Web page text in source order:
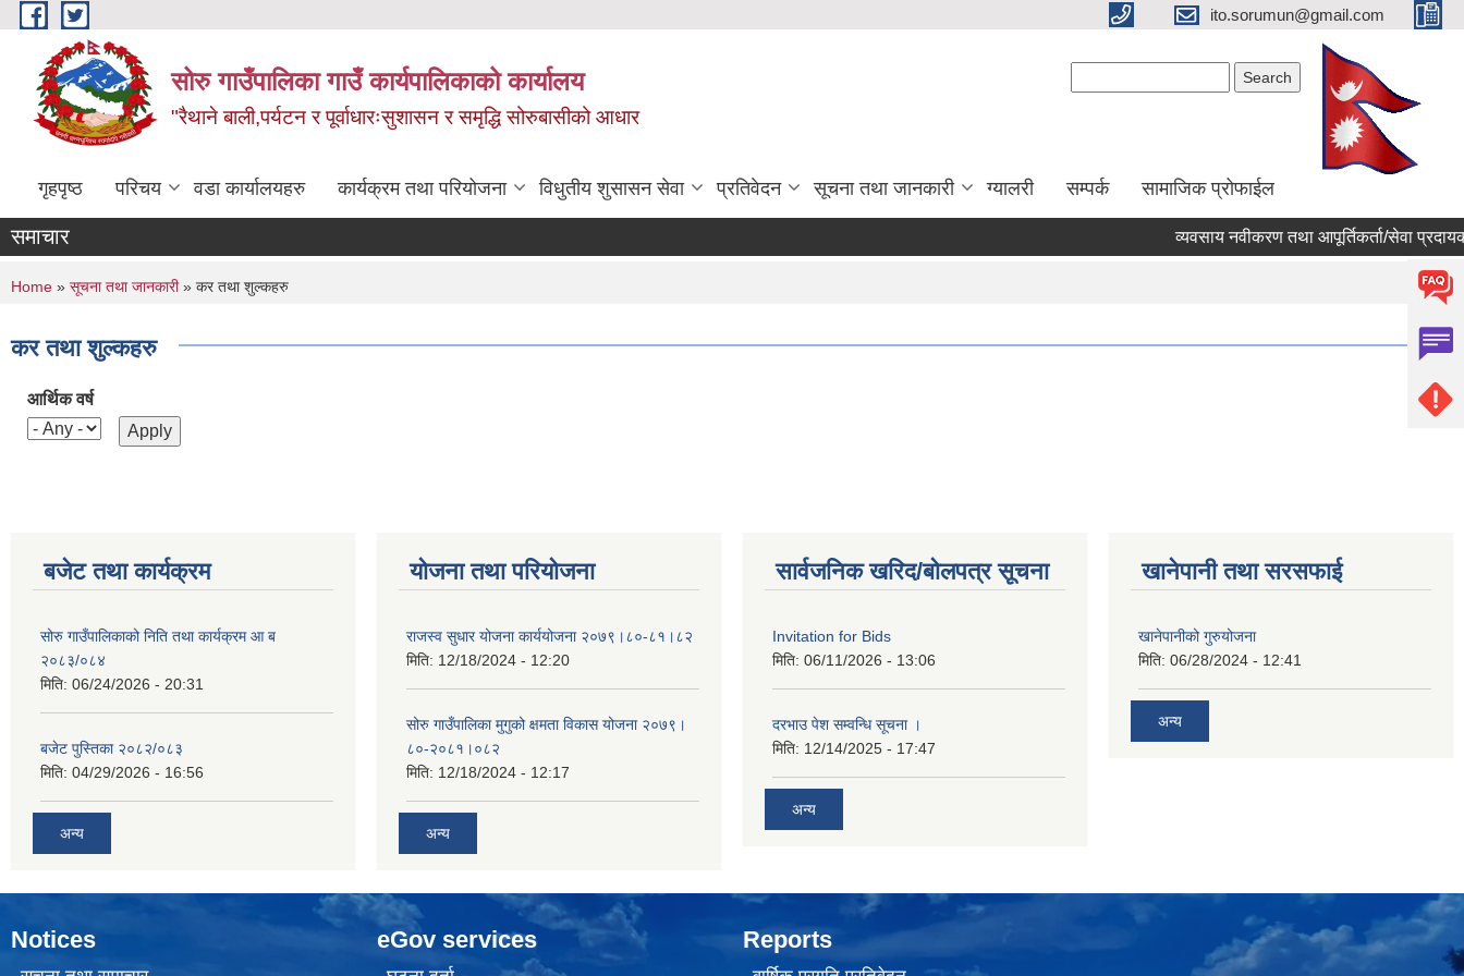
Skip to main content ito.sorumun@gmail.com
सोरु गाउँपालिका गाउँ कार्यपालिकाको कार्यालय
"रैथाने बाली,पर्यटन र पूर्वाधारःसुशासन र समृद्धि सोरुबासीको आधार
गृहपृष्ठ परिचय वडा कार्यालयहरु कार्यक्रम तथा परियोजना विधुतीय शुसासन सेवा प्रतिवेदन सूचना तथा जानकारी ग्यालरी सम्पर्क सामाजिक प्रोफाईल
समाचार व्यवसाय नवीकरण तथा आपूर्तिकर्ता/सेवा
You are here
Home » सूचना तथा जानकारी» कर तथा शुल्कहरु
कर तथा शुल्कहरु
आर्थिक वर्ष
बजेट तथा कार्यक्रम
सोरु गाउँपालिकाको निति तथा कार्यक्रम आ ब
२०८३/०८४
मिति: 06/24/2026 - 20:31
बजेट पुस्तिका २०८२/०८३
मिति: 04/29/2026 - 16:56
अन्य
योजना तथा परियोजना
राजस्व सुधार योजना कार्ययोजना २०७९।८०-८१।८२
मिति: 12/18/2024 - 12:20
सोरु गाउँपालिका मुगुको क्षमता विकास योजना २०७९।
८०-२०८१।०८२
मिति: 12/18/2024 - 12:17
अन्य
सार्वजनिक खरिद/बोलपत्र सूचना
Invitation for Bids
मिति: 06/11/2026 - 13:06
दरभाउ पेश सम्वन्धि सूचना ।
मिति: 12/14/2025 - 17:47
अन्य
खानेपानी तथा सरसफाई
खानेपानीको गुरुयोजना
मिति: 06/28/2024 - 12:41
अन्य
Notices eGov services Reports